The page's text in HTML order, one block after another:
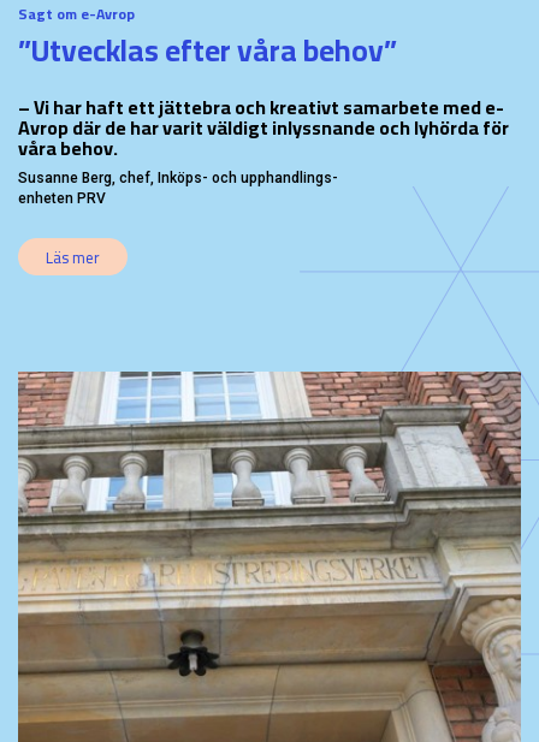
Sagt om e-Avrop
”Utvecklas efter våra behov”
– Vi har haft ett jättebra och kreativt samarbete med e-
Avrop där de har varit väldigt inlyssnande och lyhörda för
våra behov.
Susanne Berg, chef, Inköps- och upphandlings-
enheten PRV
Läs mer